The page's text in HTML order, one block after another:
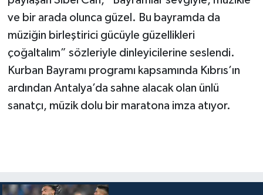
ve bir arada olunca güzel. Bu bayramda da
müziğin birleştirici gücüyle güzellikleri
çoğaltalım” sözleriyle dinleyicilerine seslendi.
Kurban Bayramı programı kapsamında Kıbrıs’ın
ardından Antalya’da sahne alacak olan ünlü
sanatçı, müzik dolu bir maratona imza atıyor.